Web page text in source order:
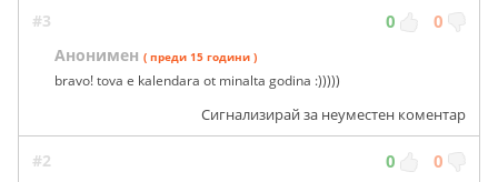
#3 0 0
Анонимен ( преди 15 години )
bravo! tova e kalendara ot minalta godina :)))))
Сигнализирай за неуместен коментар
#2 0 0